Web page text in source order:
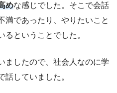
めな感じでした。そこで会話
満であったり、やりたいこと
ということでした。
ましたので、社会人なのに学
話していました。